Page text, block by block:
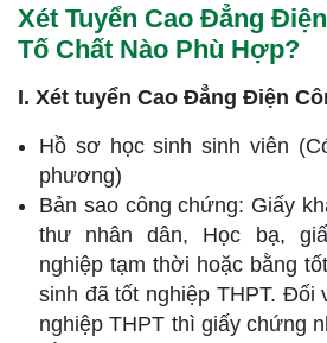
Xét Tuyển Cao Đẳng
Tố Chất Nào Phù Hợp?
I. Xét tuyển Cao Đẳng Điện
Hồ sơ học sinh sinh viên
phương)
Bản sao công chứng: Giấy
thư nhân dân, Học bạ,
nghiệp tạm thời hoặc bằng
sinh đã tốt nghiệp THPT. Đối
nghiệp THPT thì giấy chứng